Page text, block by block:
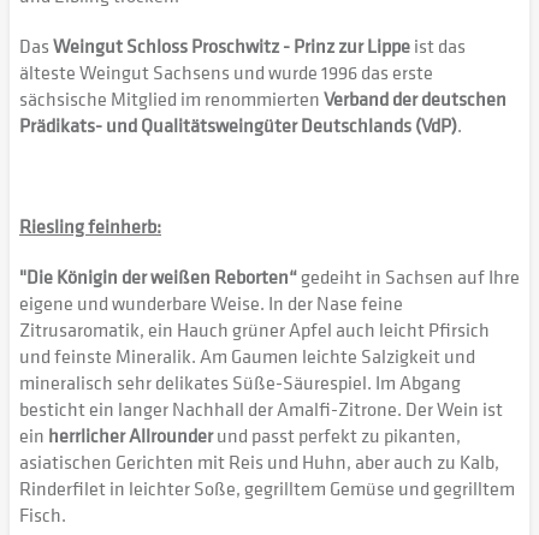
DasWeingut Schloss Proschwitz - Prinz zur Lippeist das
älteste Weingut Sachsens und wurde 1996 das erste
sächsische Mitglied im renommiertenVerband der deutschen
Prädikats- und Qualitätsweingüter Deutschlands (VdP).
Riesling feinherb:
"Die Königin der weißen Reborten“gedeiht in Sachsen auf Ihre
eigene und wunderbare Weise. In der Nase feine
Zitrusaromatik, ein Hauch grüner Apfel auch leicht Pfirsich
und feinste Mineralik. Am Gaumen leichte Salzigkeit und
mineralisch sehr delikates Süße-Säurespiel. Im Abgang
besticht ein langer Nachhall der Amalfi-Zitrone. Der Wein ist
ein herrlicher Allrounderund passt perfekt zu pikanten,
asiatischen Gerichten mit Reis und Huhn, aber auch zu Kalb,
Rinderfilet in leichter Soße, gegrilltem Gemüse und gegrilltem
Fisch.